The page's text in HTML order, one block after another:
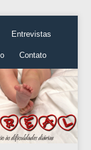
Entrevistas
Contato